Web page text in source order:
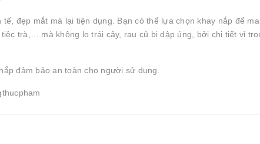
đẹp mắt mà lại tiện dụng. Bạn có thể lựa chọn khay nắp để
trà,… mà không lo trái cây, rau củ bị dập úng, bởi chi tiết vỉ
đảm bảo an toàn cho người sử dụng.